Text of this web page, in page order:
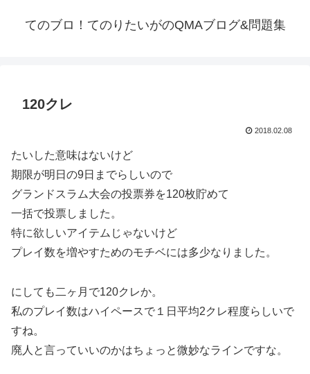
てのブロ！てのりたいがのQMAブログ&問題集
120クレ
2018.02.08
たいした意味はないけど
期限が明日の9日までらしいので
グランドスラム大会の投票券を120枚貯めて
一括で投票しました。
特に欲しいアイテムじゃないけど
プレイ数を増やすためのモチベには多少なりました。
にしても二ヶ月で120クレか。
私のプレイ数はハイペースで１日平均2クレ程度らしいで
すね。
廃人と言っていいのかはちょっと微妙なラインですな。